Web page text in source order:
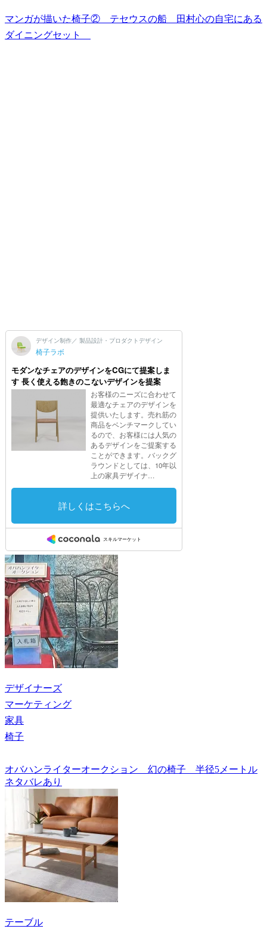
マンガが描いた椅子② テセウスの船 田村心の自宅にある
ダイニングセット
デザイナーズ
マーケティング
家具
椅子
オバハンライターオークション 幻の椅子 半径5メートル
ネタバレあり
テーブル